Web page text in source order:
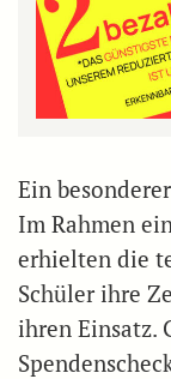
Ein
Im Rahmen
erhielten die
Schüler ihre
ihren Einsatz.